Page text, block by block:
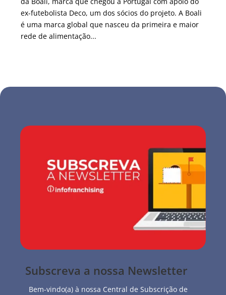
ex-futebolista Deco, um dos sócios do projeto. A Boali
é uma marca global que nasceu da primeira e maior
rede de alimentação...
Subscreva a nossa Newsletter
Bem-vindo(a) à nossa Central de Subscrição de